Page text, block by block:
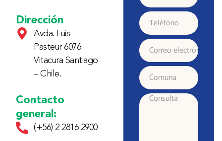
Dirección
Avda. Luis
Pasteur 6076
Vitacura Santiago
– Chile.
Contacto
general:
(+56) 2 2816 2900
y
Apellido
Teléfono
Correo
electrónico
Comuna
Consulta